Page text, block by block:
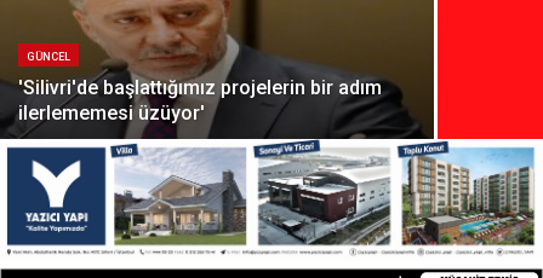
GÜNCEL
'Silivri'de başlattığımız projelerin bir adım
ilerlememesi üzüyor'